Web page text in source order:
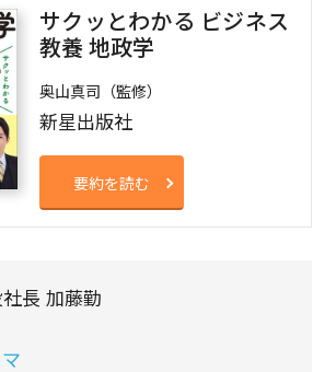
サクッとわかる ビジネス
教養 地政学
奥山真司（監修）
新星出版社
要約を読む
長 加藤勤